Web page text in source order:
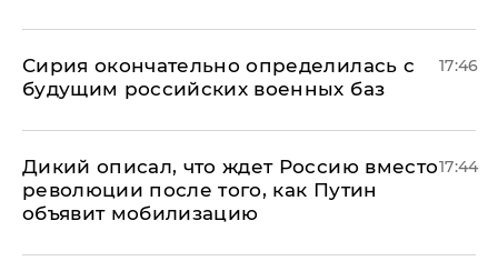
Сирия окончательно определилась с
будущим российских военных баз
17:46
Дикий описал, что ждет Россию вместо
революции после того, как Путин
объявит мобилизацию
17:44